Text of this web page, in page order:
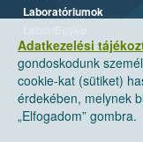
Adatkezelési
gondoskodunk
cookie-kat (sütiket)
érdekében, melynek
„Elfogadom” gombra.
Laboratóriumok